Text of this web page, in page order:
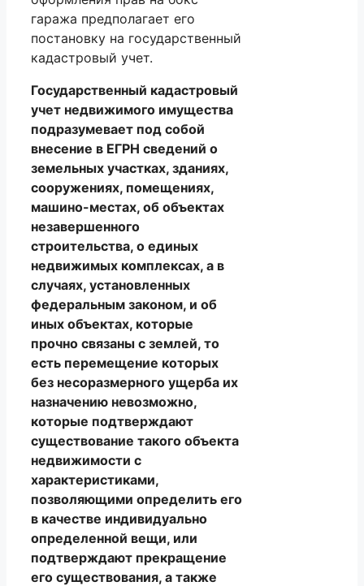
гаража предполагает его
постановку на государственный
кадастровый учет.
Государственный кадастровый
учет недвижимого имущества
подразумевает под собой
внесение в ЕГРН сведений о
земельных участках, зданиях,
сооружениях, помещениях,
машино-местах, об объектах
незавершенного
строительства, о единых
недвижимых комплексах, а в
случаях, установленных
федеральным законом, и об
иных объектах, которые
прочно связаны с землей, то
есть перемещение которых
без несоразмерного ущерба их
назначению невозможно,
которые подтверждают
существование такого объекта
недвижимости с
характеристиками,
позволяющими определить его
в качестве индивидуально
определенной вещи, или
подтверждают прекращение
его существования, а также